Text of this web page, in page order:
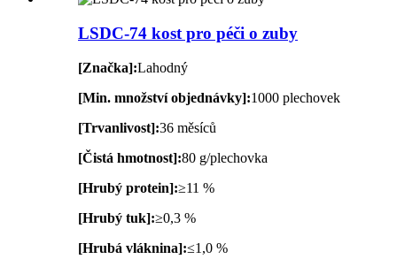
LSDC-74 kost pro péči o zuby
[Značka]:Lahodný
[Min. množství objednávky]:1000 plechovek
[Trvanlivost]:36 měsíců
[Čistá hmotnost]:80 g/plechovka
[Hrubý protein]:≥11 %
[Hrubý tuk]:≥0,3 %
[Hrubá vláknina]:≤1,0 %